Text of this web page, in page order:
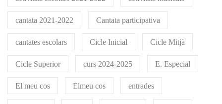
cantata 2021-2022 Cantata participativa
cantates escolars Cicle Inicial Cicle Mitjà
Cicle Superior curs 2024-2025 E. Especial
El meu cos Elmeu cos entrades